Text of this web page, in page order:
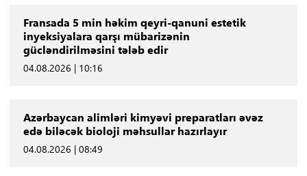
Fransada 5 min həkim qeyri-qanuni estetik
inyeksiyalara qarşı mübarizənin
gücləndirilməsini tələb edir
04.08.2026 | 10:16
Azərbaycan alimləri kimyəvi preparatları əvəz
edə biləcək bioloji məhsullar hazırlayır
04.08.2026 | 08:49